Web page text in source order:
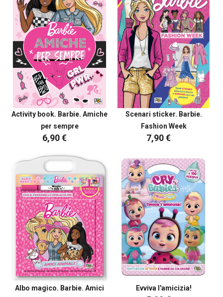
Activity book. Barbie. Amiche
per sempre
6,90 €
Scenari sticker. Barbie.
Fashion Week
7,90 €
Albo magico. Barbie. Amici
Evviva l'amicizia!